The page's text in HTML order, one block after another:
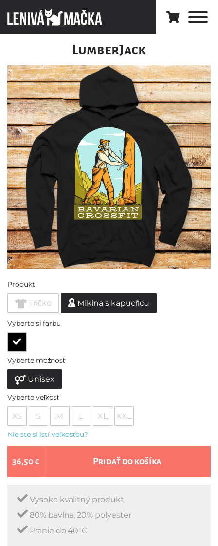
LumberJack
Produkt
Tričko Mikina s kapucňou
Vyberte si farbu
Vyberte možnosť
Unisex
Vyberte veľkosť
XS S M L XL XXL
Nie ste si istí veľkosťou?
36,50 € Pridať do košíka
Vysoko kvalitný produkt
80% bavlna, 20% polyester
Pranie do 40°C